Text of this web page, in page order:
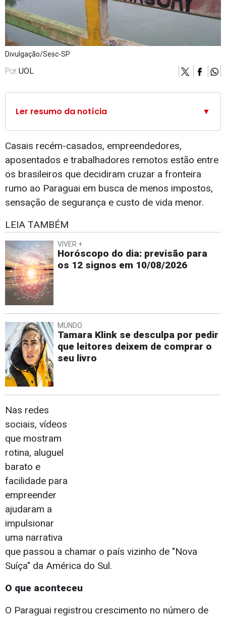
Divulgação/Sesc-SP
Por UOL
Ler resumo da notícia ▼
Casais recém-casados, empreendedores,
aposentados e trabalhadores remotos estão entre
os brasileiros que decidiram cruzar a fronteira
rumo ao Paraguai em busca de menos impostos,
sensação de segurança e custo de vida menor.
LEIA TAMBÉM
VIVER +
Horóscopo do dia: previsão para
os 12 signos em 10/08/2026
MUNDO
Tamara Klink se desculpa por pedir
que leitores deixem de comprar o
seu livro
Nas redes
sociais, vídeos
que mostram
rotina, aluguel
barato e
facilidade para
empreender
ajudaram a
impulsionar
uma narrativa
que passou a chamar o país vizinho de "Nova
Suíça" da América do Sul.
O que aconteceu
O Paraguai registrou crescimento no número de